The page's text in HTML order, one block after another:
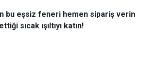
bu eşsiz feneri hemen sipariş verin
sıcak ışıltıyı katın!